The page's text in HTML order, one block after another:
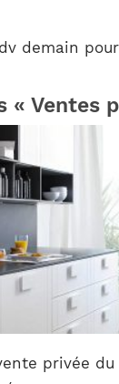
demain
« Ventes
privée du